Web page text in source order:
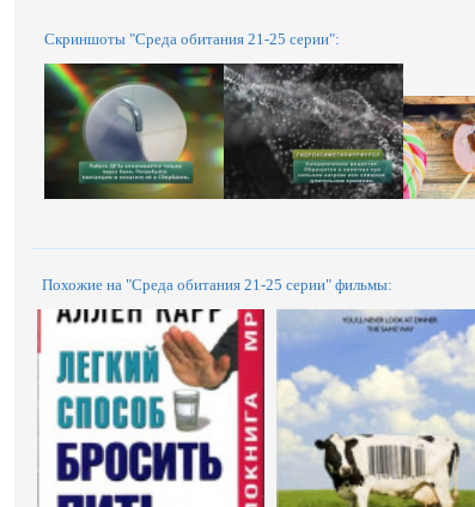
Скриншоты "Среда обитания 21-25 серии":
Похожие на "Среда обитания 21-25 серии" фильмы: